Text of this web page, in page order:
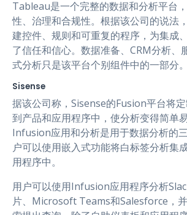
Tableau是一个完整的数据和分析平台
性、治理和合规性。根据该公司的说法
建控件、规则和可重复的程序，为集成
了信任和信心。数据准备、CRM分析、
式分析只是该平台个别组件中的一部分。
Sisense
据该公司称，Sisense的Fusion平台将
到产品和应用程序中，使分析变得简单
Infusion应用和分析是用于数据分析的
户可以使用嵌入式功能将白标签分析集
用程序中。
用户可以使用Infusion应用程序分析
片、Microsoft Teams和Salesforce，